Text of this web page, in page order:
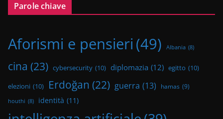
Parole chiave
Aforismi e pensieri (49) Albania (8)
cina (23) cybersecurity (10) diplomazia (12) egitto (10)
elezioni (10) Erdoğan (22) guerra (13) hamas (9)
houthi (8) identità (11)